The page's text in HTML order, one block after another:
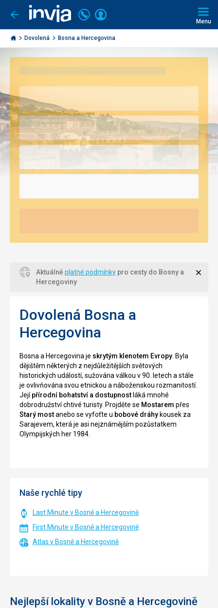
Jít
zpět
Invia.cz
Volejte
226
000
297
Přihlásit
Menu
Dovolená Bosna a Hercegovina
Aktuálně platné podmínky pro cesty do Bosny a
Hercegoviny
Dovolená Bosna a
Hercegovina
Bosna a Hercegovina je skrytým klenotem Evropy . Byla
dějištěm některých z nejdůležitějších světových
historických událostí, sužována válkou v 90. letech a stále
je ovlivňována svou etnickou a náboženskou rozmanitostí.
Jejípřírodní bohatství a dostupnost láká mnohé
dobrodružství chtivé turisty. Projděte se Mostarem přes
Starý mostanebo se vyfoťte u bobové dráhy kousek za
Sarajevem, která je asi nejznámějším pozůstatkem
Olympijských her 1984.
Naše rychlé tipy
Last Minute v Bosně a Hercegovině
First Minute v Bosně a Hercegovině
Atlas v Bosně a Hercegovině
Nejlepší lokality v Bosně a Hercegovině